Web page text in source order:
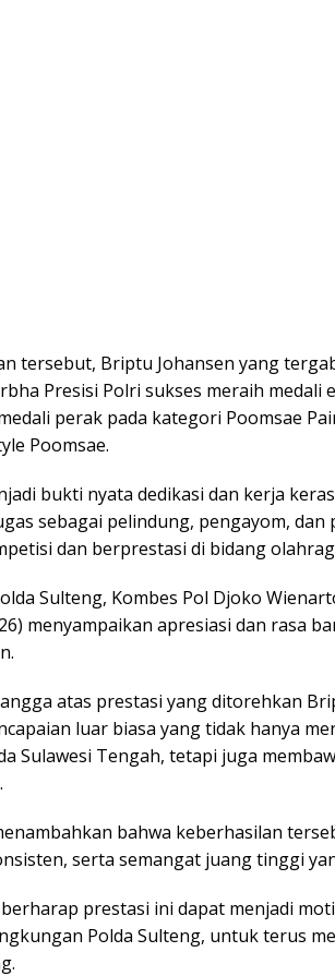
tersebut, Briptu Johansen yang
Presisi Polri sukses meraih medali
perak pada kategori Poomsae
Poomsae.
bukti nyata dedikasi dan kerja
sebagai pelindung, pengayom,
dan berprestasi di bidang
Sulteng, Kombes Pol Djoko
menyampaikan apresiasi dan rasa
atas prestasi yang ditorehkan
luar biasa yang tidak hanya
Sulawesi Tengah, tetapi juga
bahwa keberhasilan
serta semangat juang tinggi
prestasi ini dapat menjadi
Polda Sulteng, untuk terus